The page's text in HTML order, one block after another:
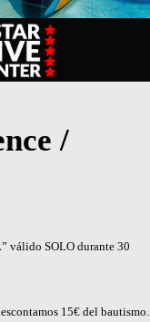
/
válido SOLO durante 30
15€ del bautismo.